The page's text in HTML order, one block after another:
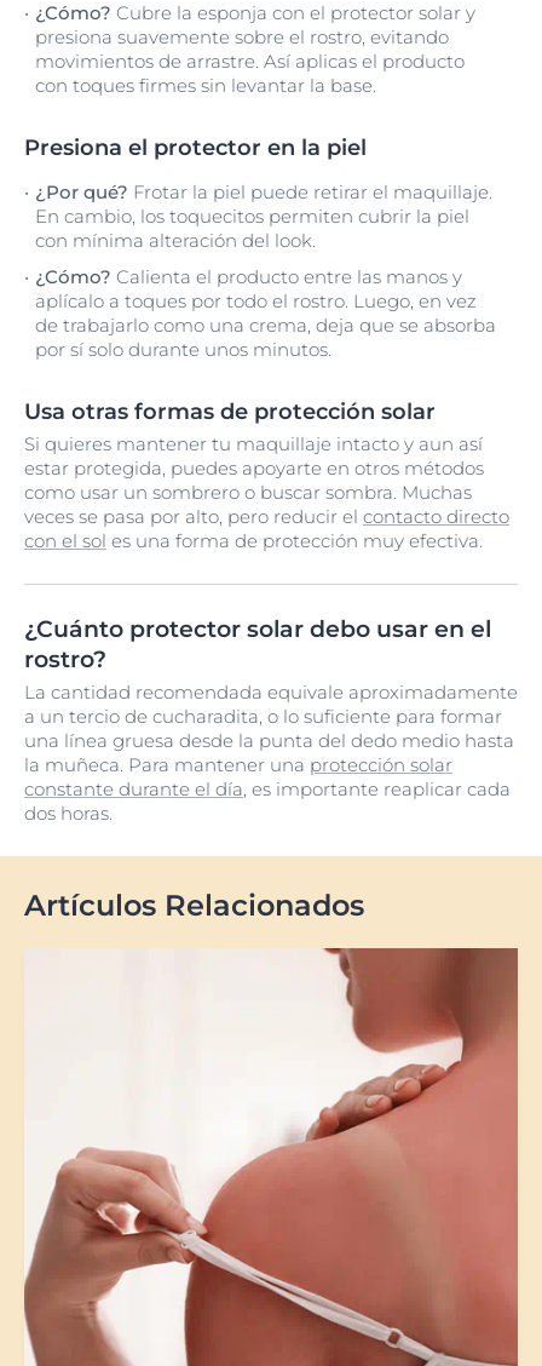
¿Cómo? Cubre la esponja con el protector solar y
presiona suavemente sobre el rostro, evitando
movimientos de arrastre. Así aplicas el producto
con toques firmes sin levantar la base.
Presiona el protector en la piel
¿Por qué? Frotar la piel puede retirar el maquillaje.
En cambio, los toquecitos permiten cubrir la piel
con mínima alteración del look.
¿Cómo? Calienta el producto entre las manos y
aplícalo a toques por todo el rostro. Luego, en vez
de trabajarlo como una crema, deja que se absorba
por sí solo durante unos minutos.
Usa otras formas de protección solar
Si quieres mantener tu maquillaje intacto y aun así
estar protegida, puedes apoyarte en otros métodos
como usar un sombrero o buscar sombra. Muchas
veces se pasa por alto, pero reducir el contacto directo
con el sol es una forma de protección muy efectiva.
¿Cuánto protector solar debo usar en el
rostro?
La cantidad recomendada equivale aproximadamente
a un tercio de cucharadita, o lo suficiente para formar
una línea gruesa desde la punta del dedo medio hasta
la muñeca. Para mantener una protección solar
constante durante el día, es importante reaplicar cada
dos horas.
Artículos Relacionados